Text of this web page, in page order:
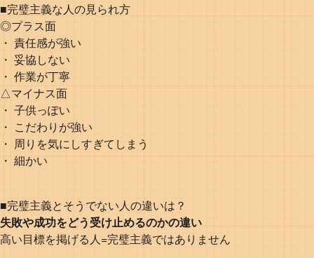
■完璧主義な人の見られ方
◎プラス面
・ 責任感が強い
・ 妥協しない
・ 作業が丁寧
△マイナス面
・ 子供っぽい
・ こだわりが強い
・ 周りを気にしすぎてしまう
・ 細かい
■完璧主義とそうでない人の違いは？
失敗や成功をどう受け止めるのかの違い
高い目標を掲げる人=完璧主義ではありません